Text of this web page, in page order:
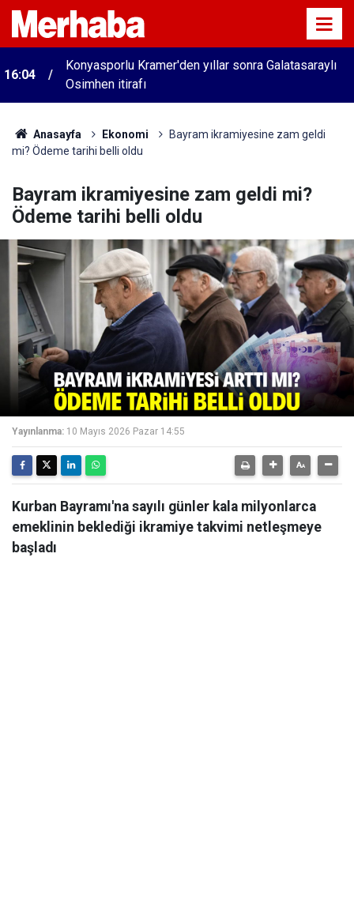
16:04
Konyasporlu Kramer'den yıllar sonra Galatasaraylı
Osimhen itirafı
Anasayfa Ekonomi
Bayram ikramiyesine zam geldi
mi? Ödeme tarihi belli oldu
Bayram ikramiyesine zam geldi mi?
Ödeme tarihi belli oldu
Yayınlanma: 10 Mayıs 2026 Pazar 14:55
Kurban Bayramı'na sayılı günler kala milyonlarca
emeklinin beklediği ikramiye takvimi netleşmeye
başladı